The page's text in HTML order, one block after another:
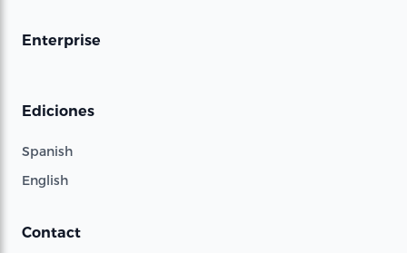
Enterprise
Ediciones
Spanish
English
Contact